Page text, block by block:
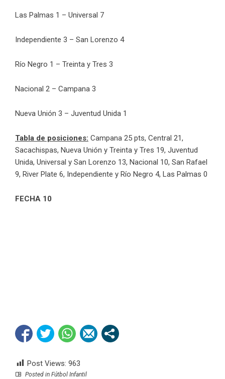
Las Palmas 1 – Universal 7
Independiente 3 – San Lorenzo 4
Río Negro 1 – Treinta y Tres 3
Nacional 2 – Campana 3
Nueva Unión 3 – Juventud Unida 1
Tabla de posiciones: Campana 25 pts, Central 21,
Sacachispas, Nueva Unión y Treinta y Tres 19, Juventud
Unida, Universal y San Lorenzo 13, Nacional 10, San Rafael
9, River Plate 6, Independiente y Río Negro 4, Las Palmas 0
FECHA 10
Post Views: 963
Posted in Fútbol Infantil